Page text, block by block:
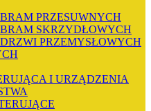
PRZESUWNYCH
BRAM SKRZYDŁOWYCH
DRZWI PRZEMYSŁOWYCH
I URZĄDZENIA